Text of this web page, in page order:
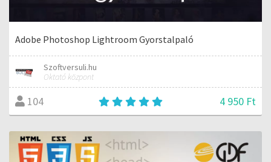
Adobe Photoshop Lightroom Gyorstalpaló
Szoftversuli.hu
Oktató központ
104 4 950 Ft